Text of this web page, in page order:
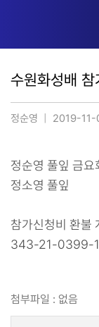
수원화성배
정순영 2019-
정순영 풀잎 금요
정소영 풀잎
참가신청비 환불
343-21-0399-
첨부파일 : 없음